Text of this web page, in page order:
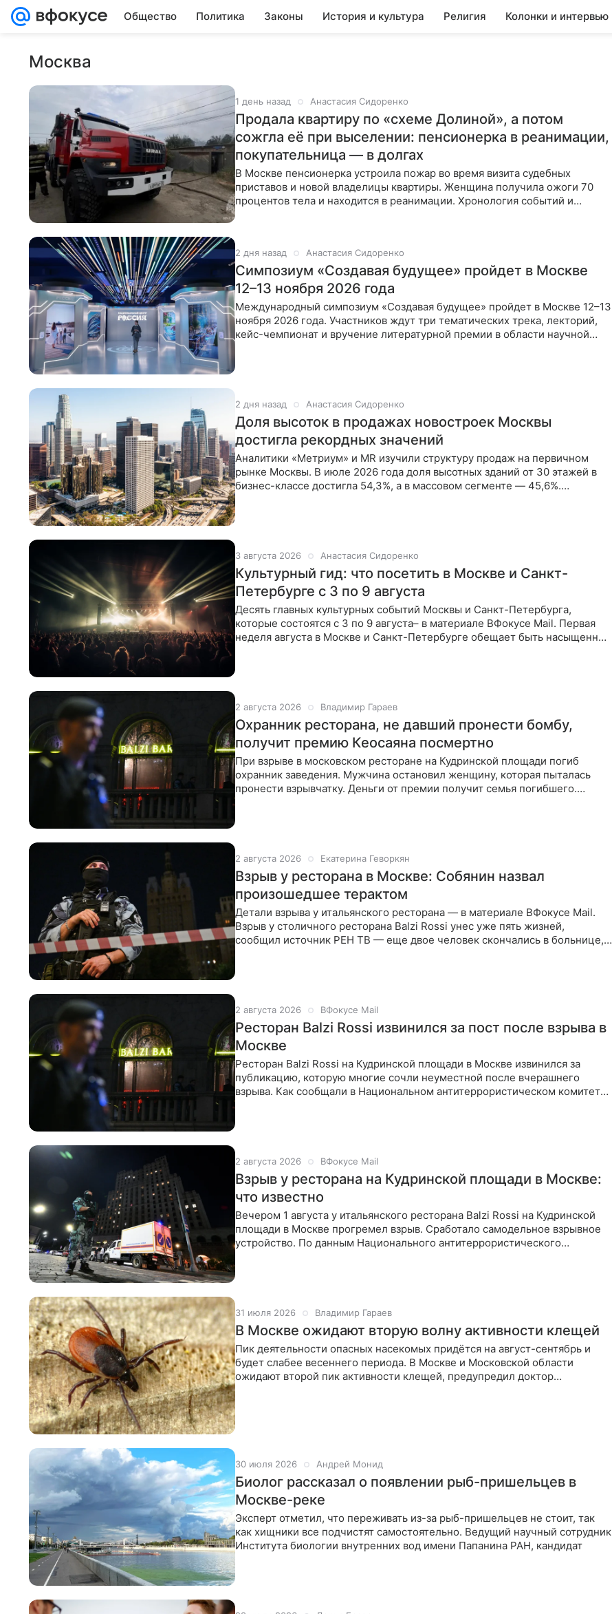
Общество Политика Законы История и культура Религия Колонки и интервью
Москва
1 день назад Анастасия Сидоренко
Продала квартиру по «схеме Долиной», а потом
сожгла её при выселении: пенсионерка в реанимации,
покупательница — в долгах
В Москве пенсионерка устроила пожар во время визита судебных
приставов и новой владелицы квартиры. Женщина получила ожоги 70
процентов тела и находится в реанимации. Хронология событий и
2 дня назад Анастасия Сидоренко
Симпозиум «Создавая будущее» пройдет в Москве
12–13 ноября 2026 года
Международный симпозиум «Создавая будущее» пройдет в Москве 12–13
ноября 2026 года. Участников ждут три тематических трека, лекторий,
кейс-чемпионат и вручение литературной премии в области научной
2 дня назад Анастасия Сидоренко
Доля высоток в продажах новостроек Москвы
достигла рекордных значений
Аналитики «Метриум» и MR изучили структуру продаж на первичном
рынке Москвы. В июле 2026 года доля высотных зданий от 30 этажей в
бизнес-классе достигла 54,3%, а в массовом сегменте — 45,6%.
3 августа 2026 Анастасия Сидоренко
Культурный гид: что посетить в Москве и Санкт-
Петербурге с 3 по 9 августа
Десять главных культурных событий Москвы и Санкт-Петербурга,
которые состоятся с 3 по 9 августа– в материале ВФокусе Mail. Первая
неделя августа в Москве и Санкт-Петербурге обещает быть насыщенной
2 августа 2026 Владимир Гараев
Охранник ресторана, не давший пронести бомбу,
получит премию Кеосаяна посмертно
При взрыве в московском ресторане на Кудринской площади погиб
охранник заведения. Мужчина остановил женщину, которая пыталась
пронести взрывчатку. Деньги от премии получит семья погибшего.
2 августа 2026 Екатерина Геворкян
Взрыв у ресторана в Москве: Собянин назвал
произошедшее терактом
Детали взрыва у итальянского ресторана — в материале ВФокусе Mail.
Взрыв у столичного ресторана Balzi Rossi унес уже пять жизней,
сообщил источник РЕН ТВ — еще двое человек скончались в больнице,
2 августа 2026 ВФокусе Mail
Ресторан Balzi Rossi извинился за пост после взрыва в
Москве
Ресторан Balzi Rossi на Кудринской площади в Москве извинился за
публикацию, которую многие сочли неуместной после вчерашнего
взрыва. Как сообщали в Национальном антитеррористическом комитете,
2 августа 2026 ВФокусе Mail
Взрыв у ресторана на Кудринской площади в Москве:
что известно
Вечером 1 августа у итальянского ресторана Balzi Rossi на Кудринской
площади в Москве прогремел взрыв. Сработало самодельное взрывное
устройство. По данным Национального антитеррористического
31 июля 2026 Владимир Гараев
В Москве ожидают вторую волну активности клещей
Пик деятельности опасных насекомых придётся на август-сентябрь и
будет слабее весеннего периода. В Москве и Московской области
ожидают второй пик активности клещей, предупредил доктор
30 июля 2026 Андрей Монид
Биолог рассказал о появлении рыб-пришельцев в
Москве-реке
Эксперт отметил, что переживать из-за рыб-пришельцев не стоит, так
как хищники все подчистят самостоятельно. Ведущий научный сотрудник
Института биологии внутренних вод имени Папанина РАН, кандидат